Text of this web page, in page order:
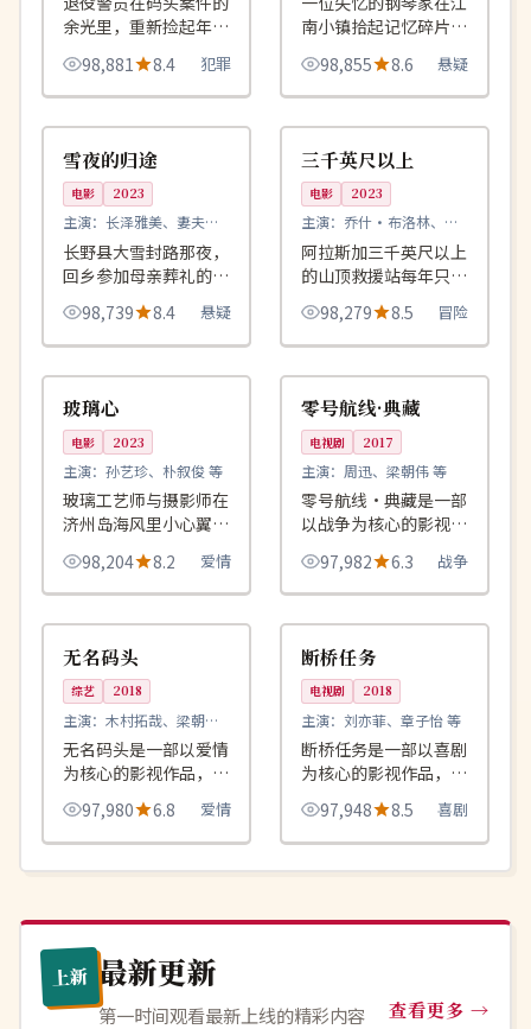
余光里，重新捡起年轻
时未敢扣下的那一颗子
弹。98,881 8.4 犯罪
南小镇拾起记忆碎片，
每一次回响都揭开她真
实身份的另一面。
98,855 8.6 悬疑
日本
99:17
雪夜的归途
电影 2023
主演： 长泽雅美、妻夫木
聪 等
长野县大雪封路那夜，
回乡参加母亲葬礼的女
作家在车站咖啡馆遇见
了二十年前死去的父
亲。
98,739 8.4 悬疑
美国
99:40
三千英尺以上
电影 2023
主演： 乔什·布洛林、杰
西卡·查斯坦 等
阿拉斯加三千英尺以上
的山顶救援站每年只能
开工四个月，今年他们
必须在 96 小时内救回
最后一支登山队。
98,279 8.5 冒险
韩国
高分 99:41
玻璃心
电影 2023
主演： 孙艺珍、朴叙俊 等
玻璃工艺师与摄影师在
济州岛海风里小心翼翼
地试探，每一次拥抱都
怕弄碎对方。
98,204 8.2 爱情
美国
杜比 99:27
零号航线·典藏
电视剧 2017
主演： 周迅、梁朝伟 等
零号航线·典藏是一部
以战争为核心的影视作
品，围绕危机、反转与
人物成长展开，整体节
奏紧凑，值得推荐观
看。
97,982 6.3 战争
韩国
99:04
无名码头
综艺 2018
主演： 木村拓哉、梁朝伟
等
无名码头是一部以爱情
为核心的影视作品，围
绕危机、反转与人物成
长展开，整体节奏紧
凑，值得推荐观看。
97,980 6.8 爱情
英国
99:50
断桥任务
电视剧 2018
主演： 刘亦菲、章子怡 等
断桥任务是一部以喜剧
为核心的影视作品，围
绕危机、反转与人物成
长展开，整体节奏紧
凑，值得推荐观看。
97,948 8.5 喜剧
上新 最新更新
第一时间观看最新上线的精彩内容 查看更多